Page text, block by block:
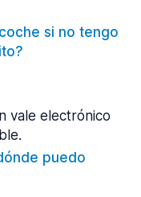
si no tengo
vale electrónico
puedo